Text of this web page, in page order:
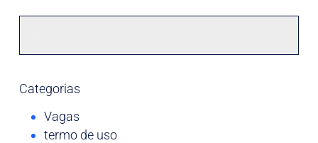
Categorias
Vagas
termo de uso